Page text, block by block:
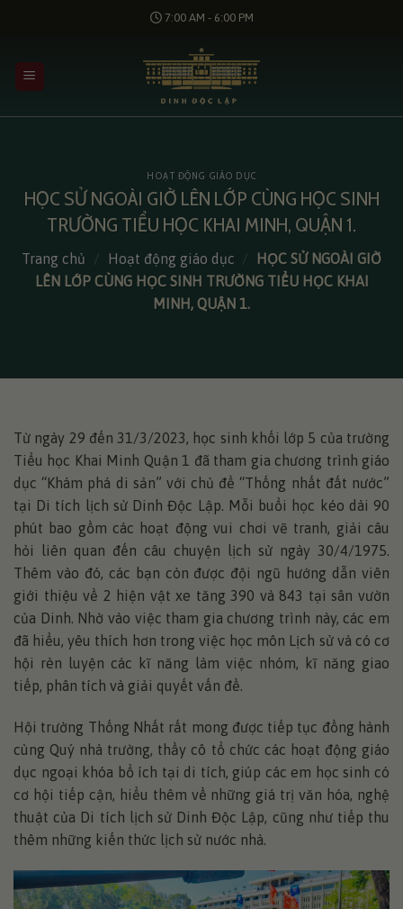
dung
7:00 AM - 6:00 PM
HOẠT ĐỘNG GIÁO DỤC
HỌC SỬ NGOÀI GIỜ LÊN LỚP CÙNG HỌC SINH
TRƯỜNG TIỂU HỌC KHAI MINH, QUẬN 1.
Trang chủ / Hoạt động giáo dục /
HỌC SỬ NGOÀI GIỜ
LÊN LỚP CÙNG HỌC SINH TRƯỜNG TIỂU HỌC KHAI
MINH, QUẬN 1.
Từ ngày 29 đến 31/3/2023, học sinh khối lớp 5 của trường
Tiểu học Khai Minh Quận 1 đã tham gia chương trình giáo
dục “Khám phá di sản” với chủ đề “Thống nhất đất nước”
tại Di tích lịch sử Dinh Độc Lập. Mỗi buổi học kéo dài 90
phút bao gồm các hoạt động vui chơi vẽ tranh, giải câu
hỏi liên quan đến câu chuyện lịch sử ngày 30/4/1975.
Thêm vào đó, các bạn còn được đội ngũ hướng dẫn viên
giới thiệu về 2 hiện vật xe tăng 390 và 843 tại sân vườn
của Dinh. Nhờ vào việc tham gia chương trình này, các em
đã hiểu, yêu thích hơn trong việc học môn Lịch sử và có cơ
hội rèn luyện các kĩ năng làm việc nhóm, kĩ năng giao
tiếp, phân tích và giải quyết vấn đề.
Hội trường Thống Nhất rất mong được tiếp tục đồng hành
cùng Quý nhà trường, thầy cô tổ chức các hoạt động giáo
dục ngoại khóa bổ ích tại di tích, giúp các em học sinh có
cơ hội tiếp cận, hiểu thêm về những giá trị văn hóa, nghệ
thuật của Di tích lịch sử Dinh Độc Lập, cũng như tiếp thu
thêm những kiến thức lịch sử nước nhà.